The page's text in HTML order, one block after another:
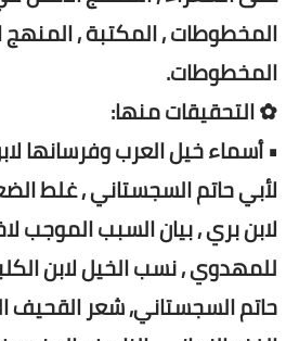
المخطوطات , المكتبة ,
المخطوطات.
✿ التحقيقات منها:
• أسماء خيل العرب وفرسانها
لأبي حاتم السجستاني , غلط
لابن بري , بيان السبب الموجب
للمهدوي , نسب الخيل لابن
حاتم السجستاني, شعر القحيف